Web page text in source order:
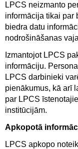
LPCS neizmanto
informācija tikai par
biedra datu
nodrošināšanas
Izmantojot LPCS
informāciju.
LPCS darbinieki
pienākumus, kā arī
par LPCS
institūcijām.
Apkopotā
LPCS apkopo